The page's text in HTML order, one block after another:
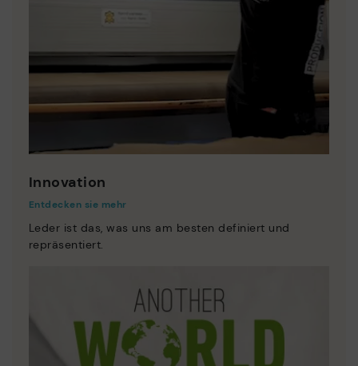
Innovation
Entdecken sie mehr
Leder ist das, was uns am besten definiert und
repräsentiert.